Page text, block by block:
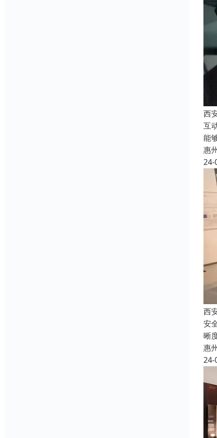
西
互
能
惠
24-
西
安
晰
惠
24-